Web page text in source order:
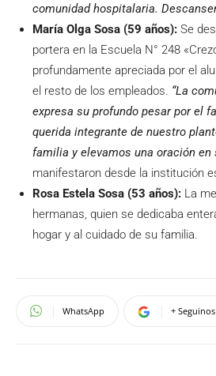
comunidad hospitalaria.
María Olga Sosa (59 años): Se
portera en la Escuela N° 248
profundamente apreciada por el
el resto de los empleados. “La
expresa su profundo pesar por el
querida integrante de nuestro
familia y elevamos una oración en
manifestaron desde la institución
Rosa Estela Sosa (53 años): La
hermanas, quien se dedicaba
hogar y al cuidado de su familia.
WhatsApp +